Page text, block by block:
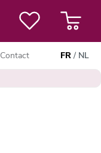
Contact FR / NL